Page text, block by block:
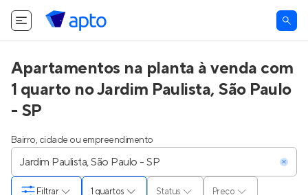
Apartamentos na planta à venda com
1 quarto no Jardim Paulista, São Paulo
- SP
Bairro, cidade ou empreendimento
1 quartos Status Preço
Filtrar